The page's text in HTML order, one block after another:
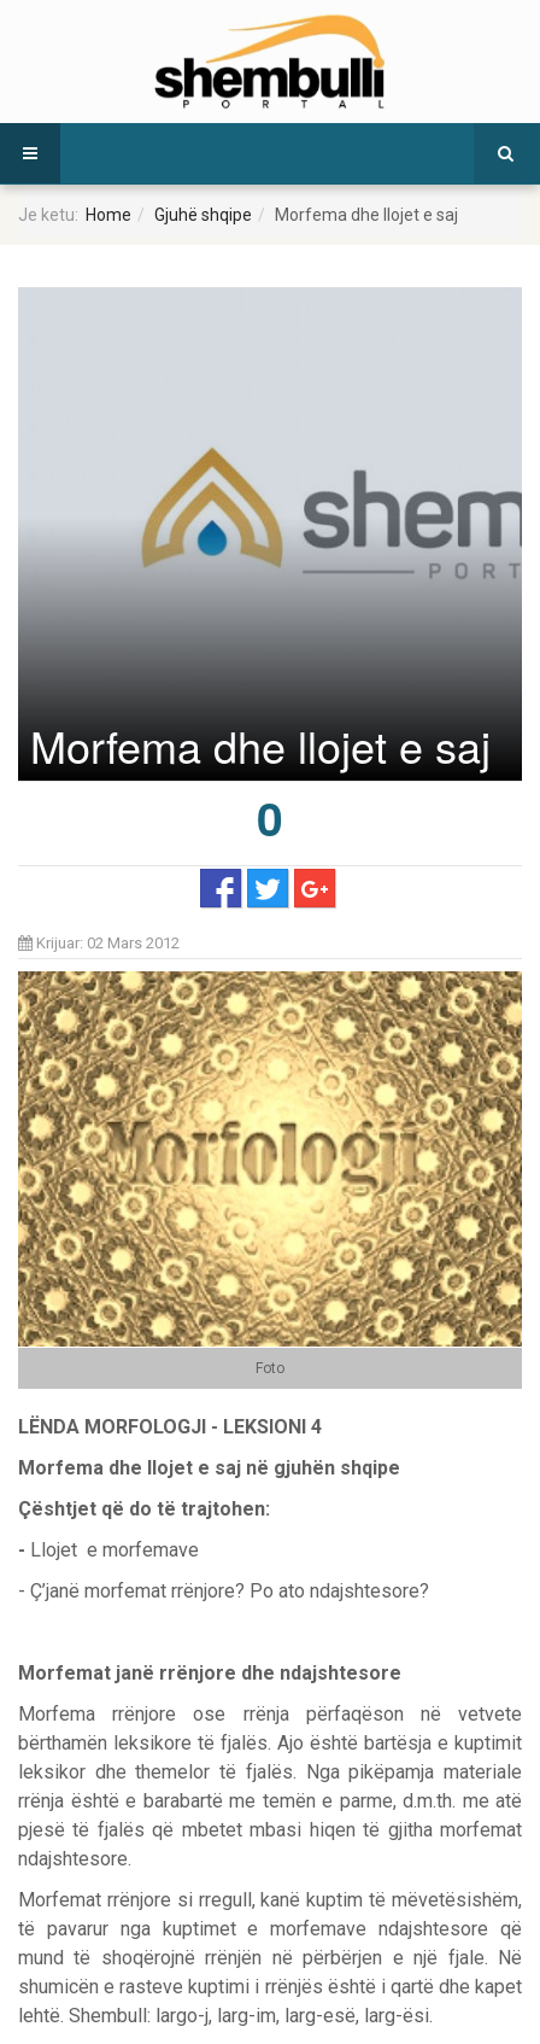
Je ketu: Home Gjuhë shqipe Morfema dhe llojet e saj
Morfema dhe llojet e saj
0
Krijuar: 02 Mars 2012
Foto
LËNDA MORFOLOGJI - LEKSIONI 4
Morfema dhe llojet e saj në gjuhën shqipe
Çështjet që do të trajtohen:
- Llojet e morfemave
- Ç’janë morfemat rrënjore? Po ato ndajshtesore?
Morfemat janë rrënjore dhe ndajshtesore
Morfema rrënjore ose rrënja përfaqëson në vetvete
bërthamën leksikore të fjalës. Ajo është bartësja e kuptimit
leksikor dhe themelor të fjalës. Nga pikëpamja materiale
rrënja është e barabartë me temën e parme, d.m.th. me atë
pjesë të fjalës që mbetet mbasi hiqen të gjitha morfemat
ndajshtesore.
Morfemat rrënjore si rregull, kanë kuptim të mëvetësishëm,
të pavarur nga kuptimet e morfemave ndajshtesore që
mund të shoqërojnë rrënjën në përbërjen e një fjale. Në
shumicën e rasteve kuptimi i rrënjës është i qartë dhe kapet
lehtë. Shembull: largo-j, larg-im, larg-esë, larg-ësi.